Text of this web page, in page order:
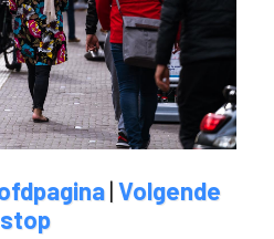
|Volgende
stop